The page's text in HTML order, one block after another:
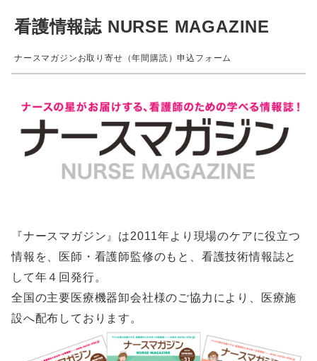
看護情報誌 NURSE MAGAZINE
ナースマガジンお取り寄せ（年間購読）申込フォーム
『ナースマガジン』は2011年より現場のケアに役立つ
情報を、医師・看護師監修のもと、看護技術情報誌と
して年４回発行。
全国の主要医療機器卸会社様のご協力により、医療施
設へ配布しております。